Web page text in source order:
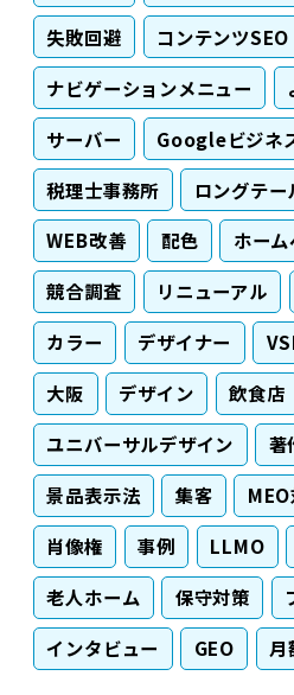
失敗回避
コンテンツSEO
ナビゲーションメニュー
サーバー
Googleビジネ
税理士事務所
ロングテ
WEB改善
配色 ホー
競合調査
リニューアル
カラー
デザイナー
大阪
デザイン
飲食店
ユニバーサルデザイン
著
景品表示法
集客
肖像権
事例 LLMO
老人ホーム
保守対策
インタビュー
GEO 月